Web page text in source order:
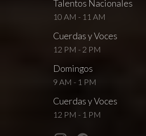
Talentos Nacionales
10 AM - 11 AM
Cuerdas y Voces
12 PM - 2 PM
Domingos
9 AM - 1 PM
Cuerdas y Voces
12 PM - 1 PM